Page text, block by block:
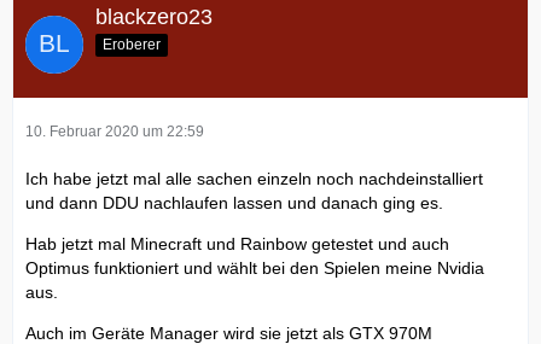
blackzero23
Eroberer
10. Februar 2020 um 22:59
Ich habe jetzt mal alle sachen einzeln noch nachdeinstalliert
und dann DDU nachlaufen lassen und danach ging es.
Hab jetzt mal Minecraft und Rainbow getestet und auch
Optimus funktioniert und wählt bei den Spielen meine Nvidia
aus.
Auch im Geräte Manager wird sie jetzt als GTX 970M